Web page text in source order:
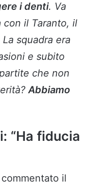
i denti. Va
con il Taranto, il
squadra era
e subito
che non
Abbiamo
“Ha fiducia
il